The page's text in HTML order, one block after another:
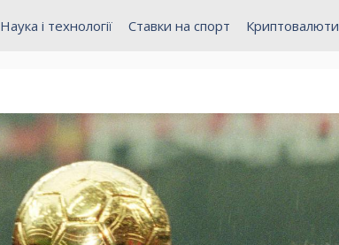
Наука і технології Ставки на спорт Криптовалюти